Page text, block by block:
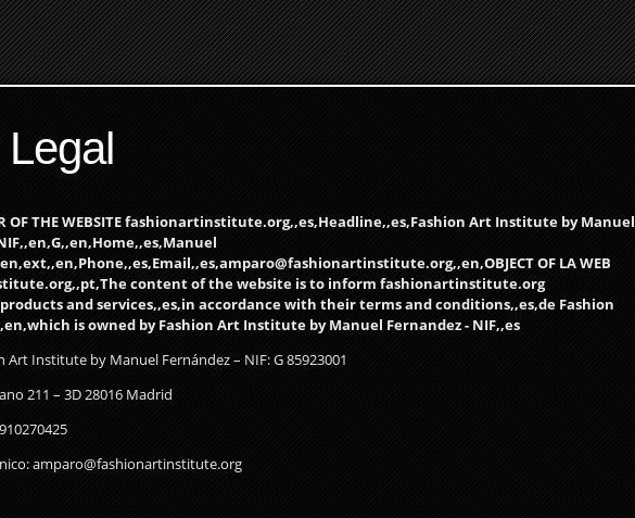
OF THE WEBSITE fashionartinstitute.org,,es,Headline,,es,Fashion Art Institute by Manuel
OF LA WEB
content of the website is to inform fashionartinstitute.org
and services,,es,in accordance with their terms and conditions,,es,de Fashion
is owned by Fashion Art Institute by Manuel Fernandez - NIF,,es
Art Institute by Manuel Fernández – NIF: G 85923001
211 – 3D 28016 Madrid
amparo@fashionartinstitute.org